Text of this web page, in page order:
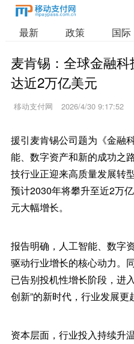
最新 政策 国际
麦肯锡：全球金融
达近2万亿美元
移动支付网 2026/4/30 9:17:52
援引麦肯锡公司题为《金融
能、数字资产和新的成功之
技行业正迎来高质量发展转
预计2030年将攀升至近2万
元大幅增长。
报告明确，人工智能、数字
驱动行业增长的核心动力。
已告别投机性增长阶段，进
创新”的新时代，行业发展更
资本层面，行业投入持续升